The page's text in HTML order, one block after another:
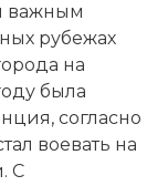
важным
рубежах
на
была
согласно
воевать на
С